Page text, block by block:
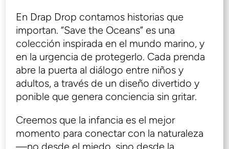
En Drap Drop contamos historias que
importan. “Save the Oceans” es una
colección inspirada en el mundo marino, y
en la urgencia de protegerlo. Cada prenda
abre la puerta al diálogo entre niños y
adultos, a través de un diseño divertido y
ponible que genera conciencia sin gritar.
Creemos que la infancia es el mejor
momento para conectar con la naturaleza
—no desde el miedo, sino desde la